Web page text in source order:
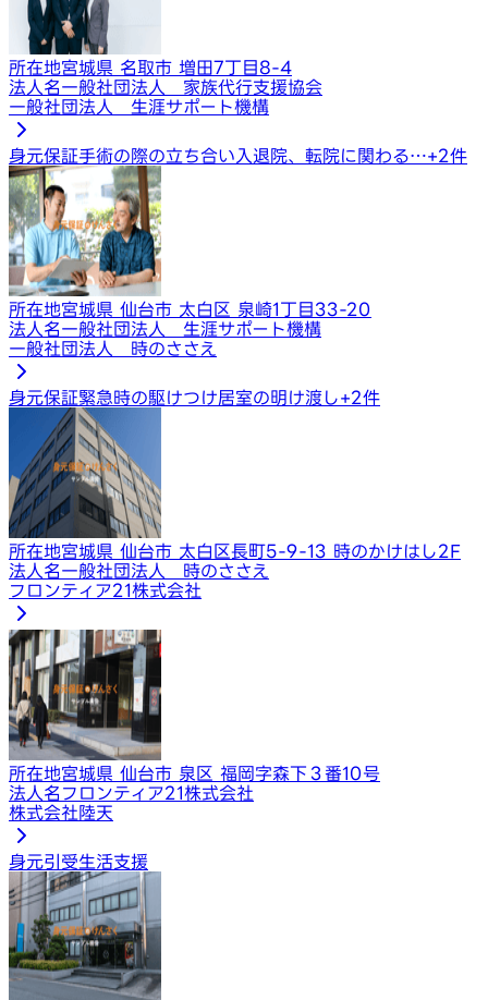
所在地宮城県 名取市 増田7丁目8-4
法人名一般社団法人 家族代行支援協会
一般社団法人 生涯サポート機構
身元保証手術の際の立ち合い 入退院、転院に関わる…+2件
所在地宮城県 仙台市 太白区 泉崎1丁目33-20
法人名一般社団法人 生涯サポート機構
一般社団法人 時のささえ
身元保証緊急時の駆けつけ居室の明け渡し+2件
所在地宮城県 仙台市 太白区長町5-9-13 時のかけはし2F
法人名一般社団法人 時のささえ
フロンティア21株式会社
所在地宮城県 仙台市 泉区 福岡字森下３番10号
法人名 フロンティア21株式会社
株式会社陸天
身元引受生活支援